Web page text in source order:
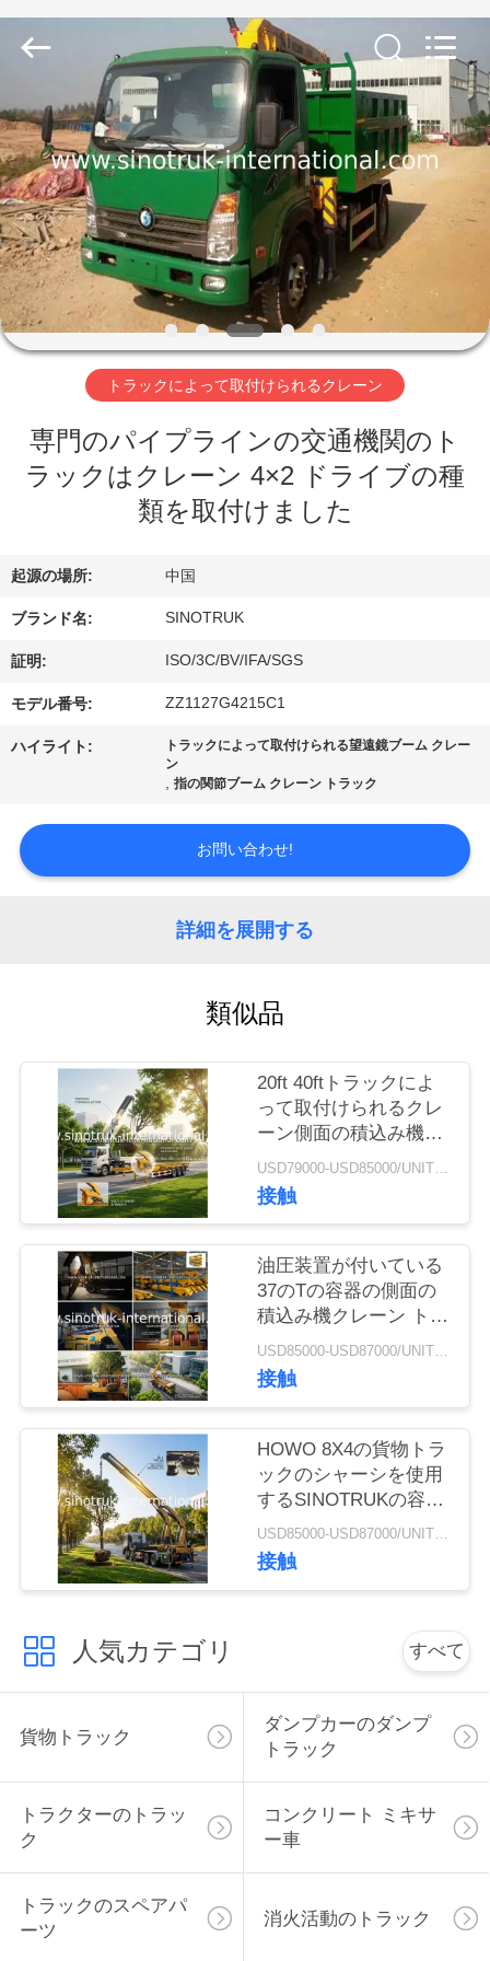
家
へ
製
品
わ
し
に
つ
い
て
場
ツ
連
さ
金
を
求
く
だ
さ
い
ー.
INTERNATIONAL
CO.,
LTD..
All
Rights
Reserved.
トラックによって取付けられるクレーン
専門のパイプラインの交通機関のト
ラックはクレーン 4×2 ドライブの種
類を取付けました
起源の場所: 中国
ブランド名: SINOTRUK
証明: ISO/3C/BV/IFA/SGS
モデル番号: ZZ1127G4215C1
ハイライト:
トラックによって取付けられる望遠鏡ブーム クレー
ン
,指の関節ブーム クレーン トラック
お問い合わせ!
詳細を展開する
類似品
20ft 40ftトラックによ
って取付けられるクレ
ーン側面の積込み機
Sidelifterのトレーラー
に半荷を積んでいる容
器の自己
USD79000-USD85000/UNIT)negotiation MOQ:1 ユニット
接触
油圧装置が付いている
37のTの容器の側面の
積込み機クレーン トラ
ックによって取付けら
れるクレーン
USD85000-USD87000/UNIT)negotiation MOQ:1 ユニット
接触
HOWO 8X4の貨物トラ
ックのシャーシを使用
するSINOTRUKの容器
の側面の積込み機
USD85000-USD87000/UNIT)negotiation MOQ:1 ユニット
接触
人気カテゴリ すべて
貨物トラック
ダンプカーのダンプ
トラック
トラクターのトラッ
ク
コンクリート ミキサ
ー車
トラックのスペアパ
ーツ
消火活動のトラック